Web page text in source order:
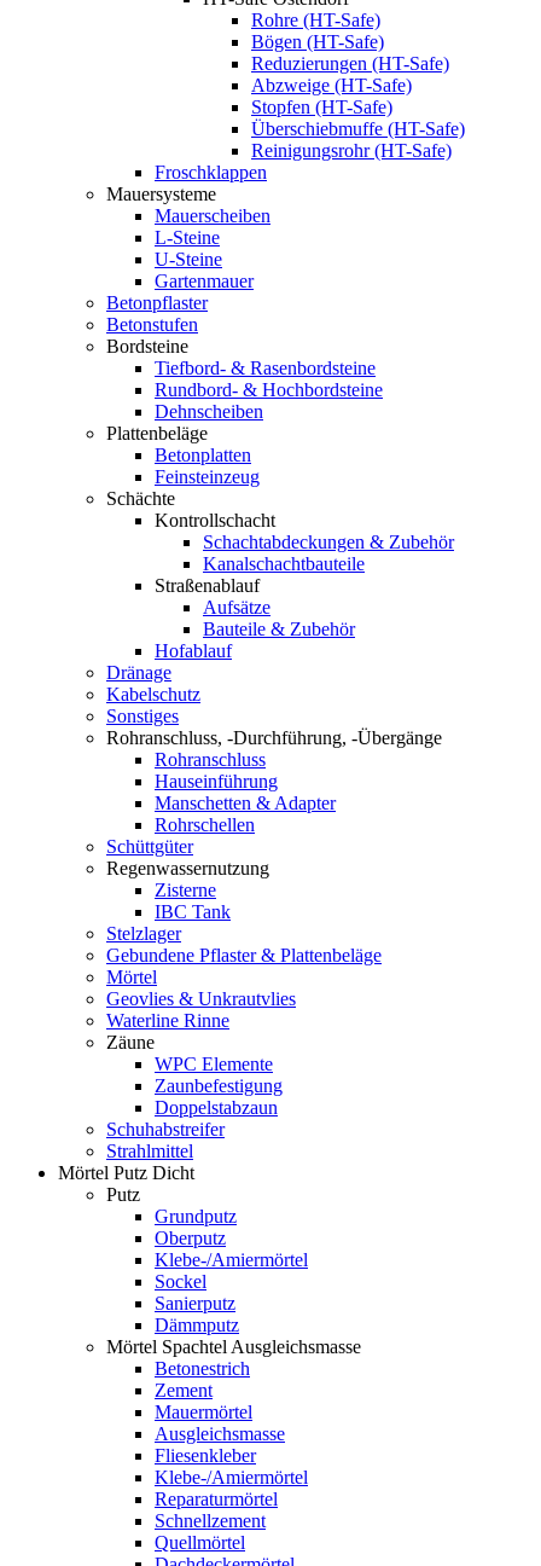
Rohre (HT-Safe)
Bögen (HT-Safe)
Reduzierungen (HT-Safe)
Abzweige (HT-Safe)
Stopfen (HT-Safe)
Überschiebmuffe (HT-Safe)
Reinigungsrohr (HT-Safe)
Froschklappen
Mauersysteme
Mauerscheiben
L-Steine
U-Steine
Gartenmauer
Betonpflaster
Betonstufen
Bordsteine
Tiefbord- & Rasenbordsteine
Rundbord- & Hochbordsteine
Dehnscheiben
Plattenbeläge
Betonplatten
Feinsteinzeug
Schächte
Kontrollschacht
Schachtabdeckungen & Zubehör
Kanalschachtbauteile
Straßenablauf
Aufsätze
Bauteile & Zubehör
Hofablauf
Dränage
Kabelschutz
Sonstiges
Rohranschluss, -Durchführung, -Übergänge
Rohranschluss
Hauseinführung
Manschetten & Adapter
Rohrschellen
Schüttgüter
Regenwassernutzung
Zisterne
IBC Tank
Stelzlager
Gebundene Pflaster & Plattenbeläge
Mörtel
Geovlies & Unkrautvlies
Waterline Rinne
Zäune
WPC Elemente
Zaunbefestigung
Doppelstabzaun
Schuhabstreifer
Strahlmittel
Mörtel Putz Dicht
Putz
Grundputz
Oberputz
Klebe-/Amiermörtel
Sockel
Sanierputz
Dämmputz
Mörtel Spachtel Ausgleichsmasse
Betonestrich
Zement
Mauermörtel
Ausgleichsmasse
Fliesenkleber
Klebe-/Amiermörtel
Reparaturmörtel
Schnellzement
Quellmörtel